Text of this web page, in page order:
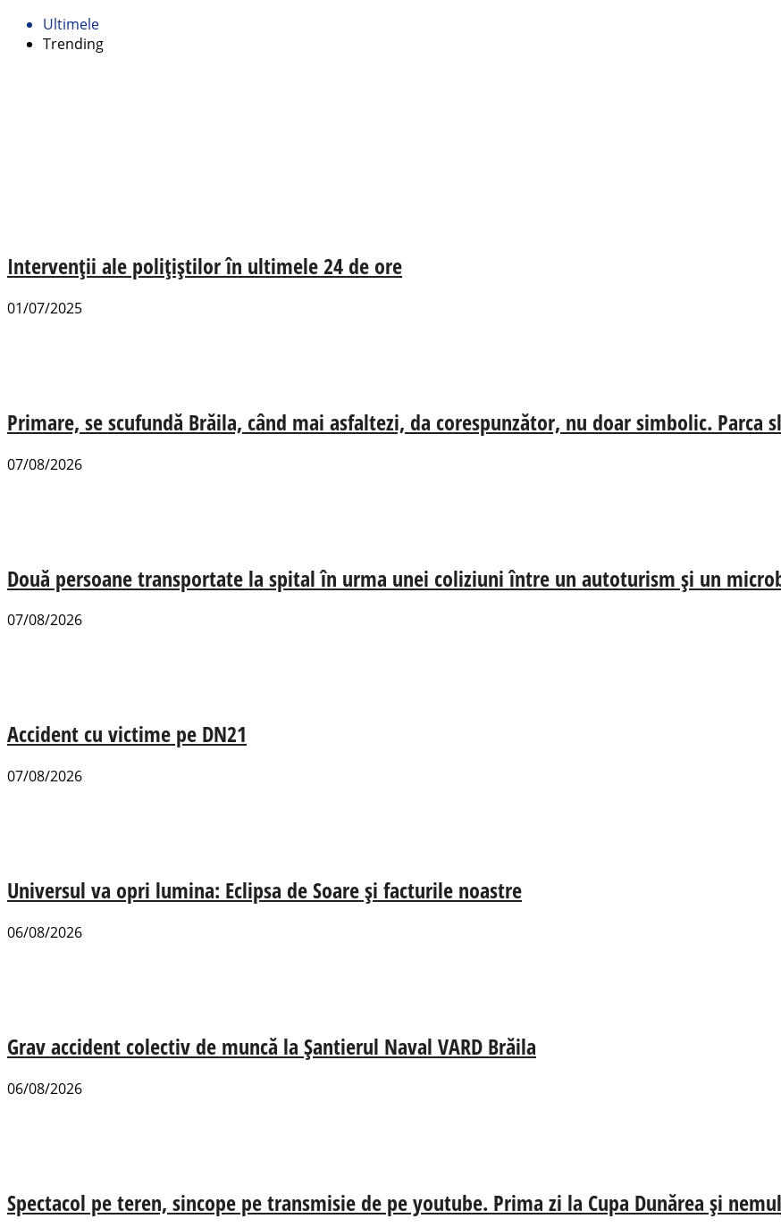
Ultimele
Trending
Intervenții ale polițiștilor în ultimele 24 de ore
01/07/2025
Primare, se scufundă Brăila, când mai asfaltezi, da corespunzător, nu doar simbolic. Parca
07/08/2026
Două persoane transportate la spital în urma unei coliziuni între un autoturism și un
07/08/2026
Accident cu victime pe DN21
07/08/2026
Universul va opri lumina: Eclipsa de Soare și facturile noastre
06/08/2026
Grav accident colectiv de muncă la Șantierul Naval VARD Brăila
06/08/2026
Spectacol pe teren, sincope pe transmisie de pe youtube. Prima zi la Cupa Dunărea și